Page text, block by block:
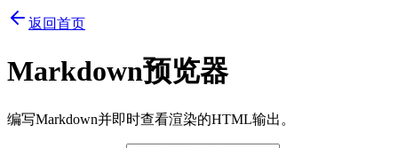
返回首页
Markdown预览器
编写Markdown并即时查看渲染的HTML输出。